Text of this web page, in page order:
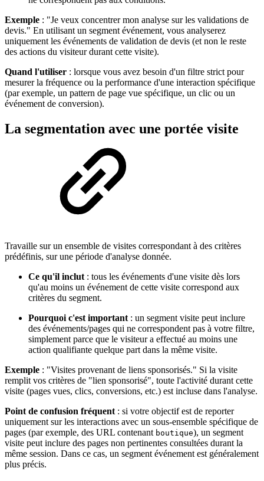
Exemple : "Je veux concentrer mon analyse sur les validations de
devis." En utilisant un segment événement, vous analyserez
uniquement les événements de validation de devis (et non le reste
des actions du visiteur durant cette visite).
Quand l'utiliser : lorsque vous avez besoin d'un filtre strict pour
mesurer la fréquence ou la performance d'une interaction spécifique
(par exemple, un pattern de page vue spécifique, un clic ou un
événement de conversion).
La segmentation avec une portée visite
Travaille sur un ensemble de visites correspondant à des critères
prédéfinis, sur une période d'analyse donnée.
Ce qu'il inclut : tous les événements d'une visite dès lors
qu'au moins un événement de cette visite correspond aux
critères du segment.
Pourquoi c'est important : un segment visite peut inclure
des événements/pages qui ne correspondent pas à votre filtre,
simplement parce que le visiteur a effectué au moins une
action qualifiante quelque part dans la même visite.
Exemple : "Visites provenant de liens sponsorisés." Si la visite
remplit vos critères de "lien sponsorisé", toute l'activité durant cette
visite (pages vues, clics, conversions, etc.) est incluse dans l'analyse.
Point de confusion fréquent : si votre objectif est de reporter
uniquement sur les interactions avec un sous-ensemble spécifique de
pages (par exemple, des URL contenant boutique), un segment
visite peut inclure des pages non pertinentes consultées durant la
même session. Dans ce cas, un segment événement est généralement
plus précis.